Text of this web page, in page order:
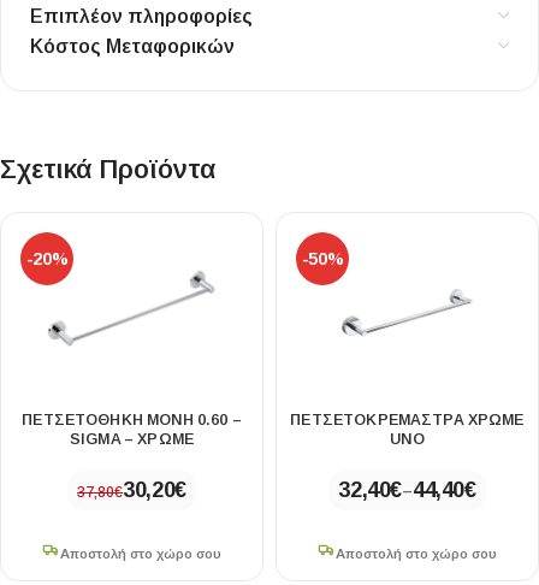
Επιπλέον πληροφορίες
Κόστος Μεταφορικών
Σχετικά Προϊόντα
-20%
ΠΕΤΣΕΤΟΘΗΚΗ ΜΟΝΗ 0.60 –
SIGMA – ΧΡΩΜΕ
37,80€30,20€
Αποστολή στο χώρο σου
-50%
ΠΕΤΣΕΤΟΚΡΕΜΆΣΤΡΑ ΧΡΩΜΈ
UNO
32,40€–44,40€
Αποστολή στο χώρο σου